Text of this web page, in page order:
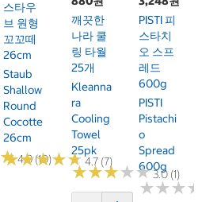
★
★4.9 (10)
스타우
브 원형
꼬꼬떼
26cm
Staub
Shallow
Round
Cocotte
26cm
★★★★★
★★★★★4.7 (7)
깨끗한
나라 쿨
링 타월
25개
Kleanna
Ra
Cooling
Towel
25pk
★★★★★
★★★★★3.0 (1)
PISTI 피
스타치
오 스프
레드
600g
PISTI
Pistachi
O
Spread
600g
★★★
★★★